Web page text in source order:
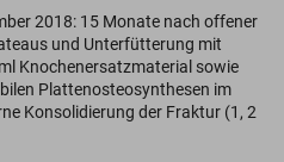
2018: 15 Monate nach offener
und Unterfütterung mit
Knochenersatzmaterial sowie
Plattenosteosynthesen im
Konsolidierung der Fraktur (1, 2